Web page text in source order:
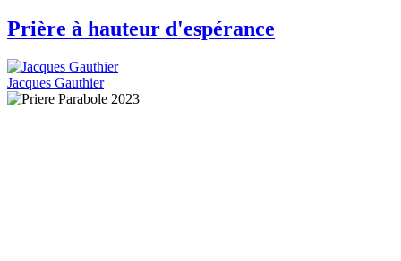
Prière à hauteur d'espérance
Jacques Gauthier